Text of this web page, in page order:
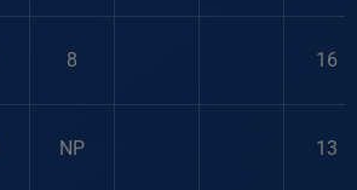
8 16
NP 13